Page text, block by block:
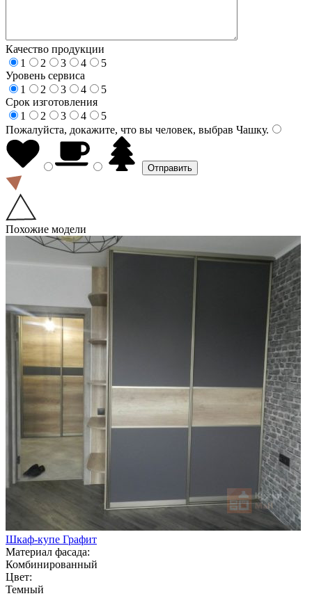
Качество продукции
1
2 3 4
5
Уровень сервиса
1
2 3 4
5
Срок изготовления
1
2 3 4
5
Пожалуйста, докажите, что вы человек, выбрав Чашку.
Похожие модели
Шкаф-купе Графит
Материал фасада:
Комбинированный
Цвет:
Темный